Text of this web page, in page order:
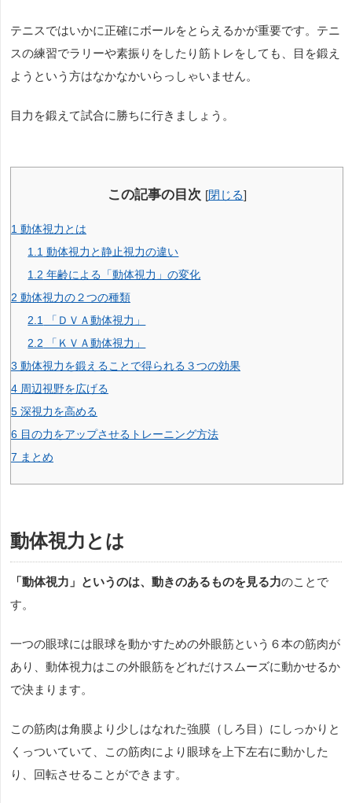
テニスではいかに正確にボールをとらえるかが重要です。テニ
スの練習でラリーや素振りをしたり筋トレをしても、目を鍛え
ようという方はなかなかいらっしゃいません。
目力を鍛えて試合に勝ちに行きましょう。
この記事の目次 [閉じる]
1 動体視力とは
1.1 動体視力と静止視力の違い
1.2 年齢による「動体視力」の変化
2 動体視力の２つの種類
2.1
「ＤＶＡ動体視力」
2.2 「ＫＶＡ動体視力」
3 動体視力を鍛えることで得られる３つの効果
4 周辺視野を広げる
5 深視力を高める
6 目の力をアップさせるトレーニング方法
7 まとめ
動体視力とは
「動体視力」というのは、動きのあるものを見る力のことで
す。
一つの眼球には眼球を動かすための外眼筋という６本の筋肉が
あり、動体視力はこの外眼筋をどれだけスムーズに動かせるか
で決まります。
この筋肉は角膜より少しはなれた強膜（しろ目）にしっかりと
くっついていて、この筋肉により眼球を上下左右に動かした
り、回転させることができます。